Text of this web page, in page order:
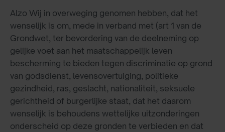
Alzo Wij in overweging genomen hebben, dat het
wenselijk is om, mede in verband met (art 1 van de
Grondwet, ter bevordering van de deelneming op
gelijke voet aan het maatschappelijk leven
bescherming te bieden tegen discriminatie op grond
van godsdienst, levensovertuiging, politieke
gezindheid, ras, geslacht, nationaliteit, seksuele
gerichtheid of burgerlijke staat, dat het daarom
wenselijk is behoudens wettelijke uitzonderingen
onderscheid op deze gronden te verbieden en dat